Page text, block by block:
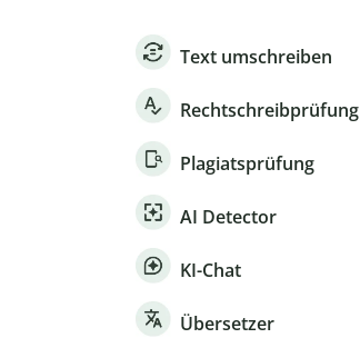
Text umschreiben
Rechtschreibprüfung
Plagiatsprüfung
AI Detector
KI-Chat
Übersetzer